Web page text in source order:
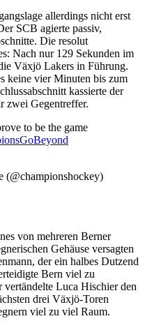
allerdings nicht erst
SCB agierte passiv,
Die resolut
Nach nur 129 Sekunden im
Växjö Lakers in Führung.
keine vier Minuten bis zum
kassierte der
zwei Gegentreffer.
to be the game
von mehreren Berner
Gehäuse versagten
der ein halbes Dutzend
Bern viel zu
vertändelte Luca Hischier den
drei Växjö-Toren
viel zu viel Raum.